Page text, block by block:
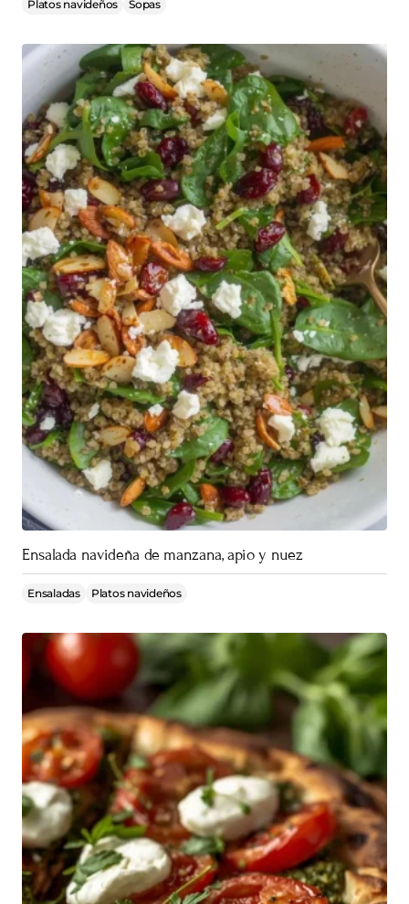
Platos navideños Sopas
Ensalada navideña de manzana, apio y nuez
Ensaladas Platos navideños